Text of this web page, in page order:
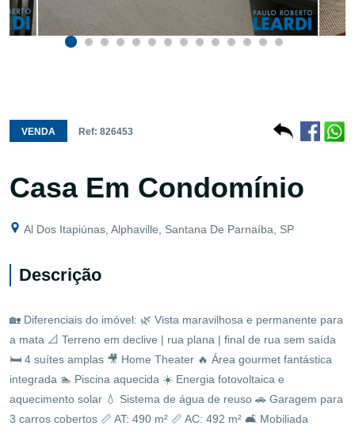
VENDA Ref: 826453
Casa Em Condomínio
Al Dos Itapiúnas, Alphaville, Santana De Parnaíba, SP
Descrição
🏡 Diferenciais do imóvel: 🌿 Vista maravilhosa e permanente para
a mata 📐 Terreno em declive | rua plana | final de rua sem saída
🛏️ 4 suítes amplas 🎥 Home Theater 🔥 Área gourmet fantástica
integrada 🏊 Piscina aquecida ☀️ Energia fotovoltaica e
aquecimento solar 💧 Sistema de água de reuso 🚗 Garagem para
3 carros cobertos 📏 AT: 490 m² 📏 AC: 492 m² 🛋️ Mobiliada